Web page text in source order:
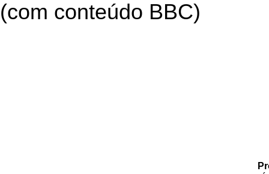
(com conteúdo BBC)